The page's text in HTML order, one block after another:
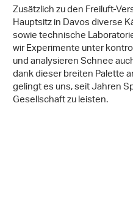
Zusätzlich zu den Freiluft-
Hauptsitz in Davos diverse
sowie technische
wir Experimente unter
und analysieren Schnee
dank dieser breiten Palette
gelingt es uns, seit Jahren
Gesellschaft zu leisten.